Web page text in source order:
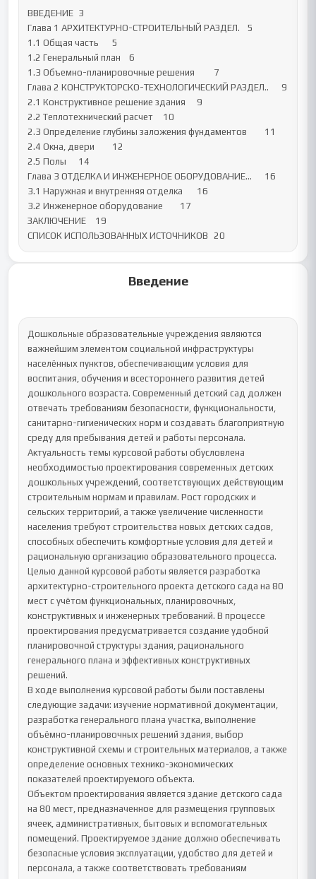
ВВЕДЕНИЕ 	3
Глава 1 АРХИТЕКТУРНО-СТРОИТЕЛЬНЫЙ РАЗДЕЛ. 	5
1.1 Общая часть 	5
1.2 Генеральный план 	6
1.3 Объемно-планировочные решения 	7
Глава 2 КОНСТРУКТОРСКО-ТЕХНОЛОГИЧЕСКИЙ РАЗДЕЛ..	9
2.1 Конструктивное решение здания	9
2.2 Теплотехнический расчет	10
2.3 Определение глубины заложения фундаментов	11
2.4 Окна, двери	12
2.5 Полы	14
Глава 3 ОТДЕЛКА И ИНЖЕНЕРНОЕ ОБОРУДОВАНИЕ...	16
3.1 Наружная и внутренняя отделка	16
3.2 Инженерное оборудование	17
ЗАКЛЮЧЕНИЕ	19
СПИСОК ИСПОЛЬЗОВАННЫХ ИСТОЧНИКОВ	20
Введение
Дошкольные образовательные учреждения являются
важнейшим элементом социальной инфраструктуры
населённых пунктов, обеспечивающим условия для
воспитания, обучения и всестороннего развития детей
дошкольного возраста. Современный детский сад должен
отвечать требованиям безопасности, функциональности,
санитарно-гигиенических норм и создавать благоприятную
среду для пребывания детей и работы персонала.
Актуальность темы курсовой работы обусловлена
необходимостью проектирования современных детских
дошкольных учреждений, соответствующих действующим
строительным нормам и правилам. Рост городских и
сельских территорий, а также увеличение численности
населения требуют строительства новых детских садов,
способных обеспечить комфортные условия для детей и
рациональную организацию образовательного процесса.
Целью данной курсовой работы является разработка
архитектурно-строительного проекта детского сада на 80
мест с учётом функциональных, планировочных,
конструктивных и инженерных требований. В процессе
проектирования предусматривается создание удобной
планировочной структуры здания, рационального
генерального плана и эффективных конструктивных
решений.
В ходе выполнения курсовой работы были поставлены
следующие задачи: изучение нормативной документации,
разработка генерального плана участка, выполнение
объёмно-планировочных решений здания, выбор
конструктивной схемы и строительных материалов, а также
определение основных технико-экономических
показателей проектируемого объекта.
Объектом проектирования является здание детского сада
на 80 мест, предназначенное для размещения групповых
ячеек, административных, бытовых и вспомогательных
помещений. Проектируемое здание должно обеспечивать
безопасные условия эксплуатации, удобство для детей и
персонала, а также соответствовать требованиям